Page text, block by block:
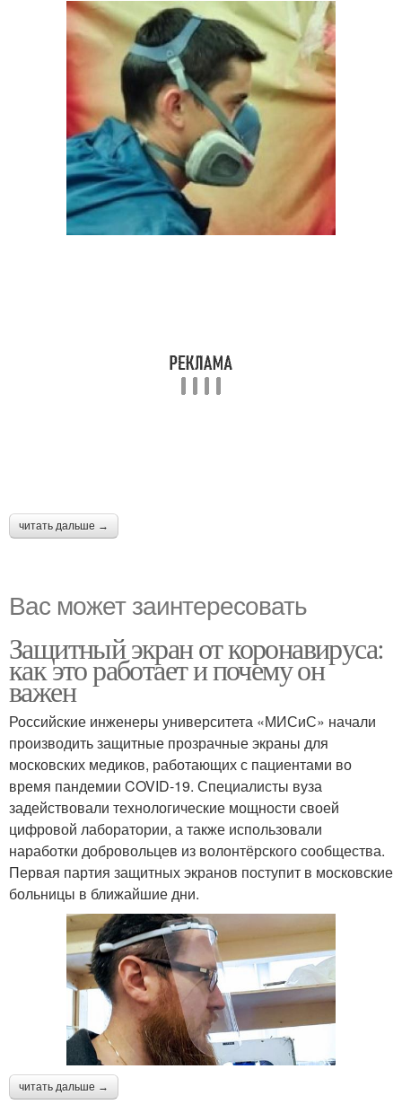
читать дальше →
Вас может заинтересовать
Защитный экран от коронавируса:
как это работает и почему он
важен
Российские инженеры университета «МИСиС» начали
производить защитные прозрачные экраны для
московских медиков, работающих с пациентами во
время пандемии COVID-19. Специалисты вуза
задействовали технологические мощности своей
цифровой лаборатории, а также использовали
наработки добровольцев из волонтёрского сообщества.
Первая партия защитных экранов поступит в московские
больницы в ближайшие дни.
читать дальше →